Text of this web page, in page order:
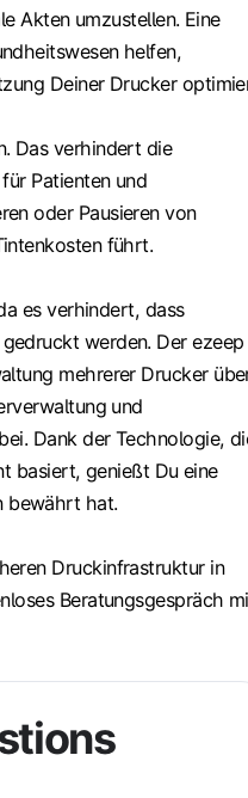
Akten umzustellen. Eine
helfen,
Deiner Drucker
Das verhindert die
Patienten und
oder Pausieren von
führt.
es verhindert, dass
werden. Der ezeep
mehrerer Drucker
und
Dank der Technologie,
basiert, genießt Du eine
bewährt hat.
Druckinfrastruktur in
Beratungsgespräch